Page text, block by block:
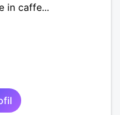
in caffe...